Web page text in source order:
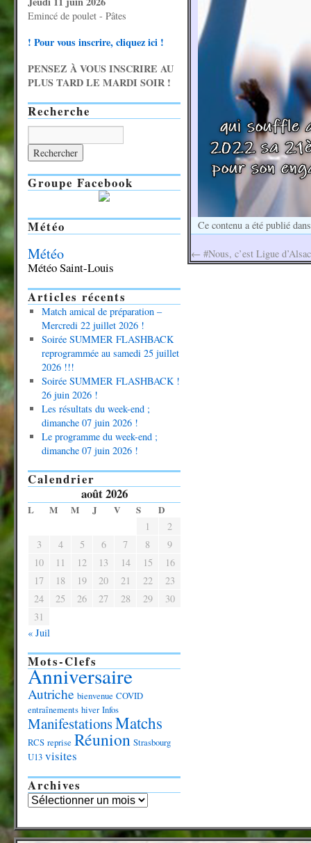
Ce contenu a été publié
← #Nous, c’est Ligue
Emincé de poulet - Pâtes
! Pour vous inscrire, cliquez ici !
PENSEZ À VOUS INSCRIRE AU
PLUS TARD LE MARDI SOIR !
Recherche
Groupe Facebook
Météo
Météo
Météo Saint-Louis
Articles récents
Match amical de préparation –
Mercredi 22 juillet 2026 !
Soirée SUMMER FLASHBACK
reprogrammée au samedi 25 juillet
2026 !!!
Soirée SUMMER FLASHBACK !
26 juin 2026 !
Les résultats du week-end ;
dimanche 07 juin 2026 !
Le programme du week-end ;
dimanche 07 juin 2026 !
Calendrier
août 2026
L M M J V S D
1
2
3
4 5 6 7 8
9
10
11 12 13 14 15
16
17
18 19 20 21 22
23
24
25 26 27 28 29
30
31
« Juil
Mots-Clefs
Anniversaire
Autriche bienvenue COVID
entraînements hiver Infos
ManifestationsMatchs
RCS reprise Réunion Strasbourg
U13 visites
Archives